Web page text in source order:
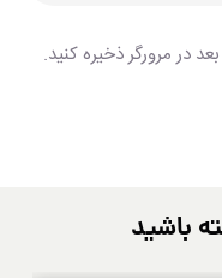
در مرورگر ذخیره کنید.
باشید